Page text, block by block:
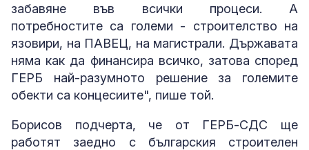
забавяне във всички процеси. А
потребностите са големи - строителство на
язовири, на ПАВЕЦ, на магистрали. Държавата
няма как да финансира всичко, затова според
ГЕРБ най-разумното решение за големите
обекти са концесиите", пише той.
Борисов подчерта, че от ГЕРБ-СДС ще
работят заедно с българския строителен